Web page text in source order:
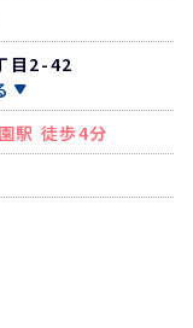
目2-42
駅 徒歩4分